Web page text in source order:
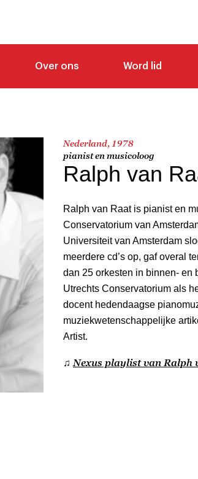
Over ons Word lid
Nederland, 1978
pianist en musicoloog
Ralph van
Ralph van Raat is pianist en
Conservatorium van
Universiteit van Amsterdam
meerdere cd’s op, gaf overal
dan 25 orkesten in binnen- en
Utrechts Conservatorium als
docent hedendaagse
muziekwetenschappelijke
Artist.
♫ Nexus playlist van Ralph